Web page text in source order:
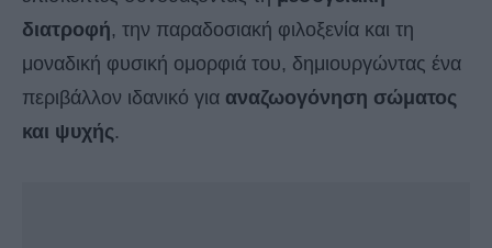
διατροφή, την παραδοσιακή φιλοξενία και τη
μοναδική φυσική ομορφιά του, δημιουργώντας ένα
περιβάλλον ιδανικό για αναζωογόνηση σώματος
και ψυχής.